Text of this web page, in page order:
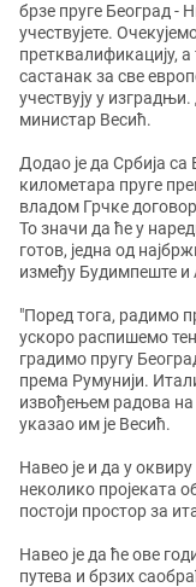
брзе пруге Београд -
учествујете.
претквалификацију,
састанак за све
учествују у изградњи.
министар Весић.
Додао је да Србија
километара пруге
владом Грчке
То значи да ће у
готов, једна од
између Будимпеште и
"Поред тога, радимо
ускоро распишемо
градимо пругу
према Румунији.
извођењем радова на
указао им је Весић.
Навео је и да у
неколико пројеката
постоји простор за
Навео је да ће ове
путева и брзих